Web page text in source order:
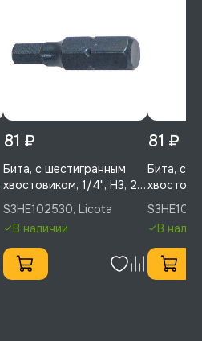
81 ₽
Бита, с шестигранным
хвостовиком, 1/4", H3, 25
мм, усиленная, 1 шт,
Licota, S3HE102530
S3HE102530, Licota
В наличии
81 ₽
Бита, с
25 мм,
Licota,
В